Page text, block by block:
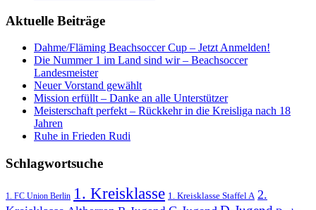
Aktuelle Beiträge
Dahme/Fläming Beachsoccer Cup – Jetzt Anmelden!
Die Nummer 1 im Land sind wir – Beachsoccer
Landesmeister
Neuer Vorstand gewählt
Mission erfüllt – Danke an alle Unterstützer
Meisterschaft perfekt – Rückkehr in die Kreisliga nach 18
Jahren
Ruhe in Frieden Rudi
Schlagwortsuche
1. FC Union Berlin 1. Kreisklasse 1. Kreisklasse Staffel A 2.